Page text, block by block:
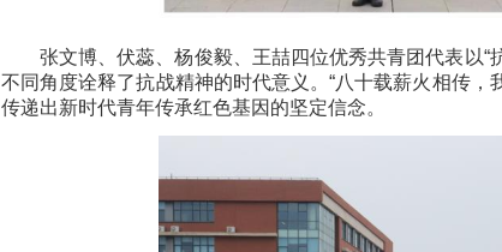
张文博、伏蕊、杨俊毅、王喆四位优秀共青团代表以
不同角度诠释了抗战精神的时代意义。“八十载薪火相传，
传递出新时代青年传承红色基因的坚定信念。